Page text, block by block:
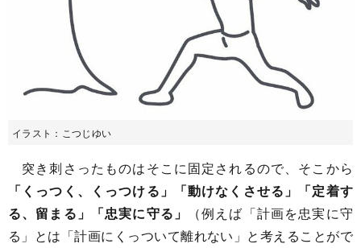
イラスト：こつじゆい
突き刺さったものはそこに固定されるので、そこから
「くっつく、くっつける」「動けなくさせる」「定着す
る、留まる」「忠実に守る」
（例えば「計画を忠実に守
る」とは「計画にくっついて離れない」と考えることがで